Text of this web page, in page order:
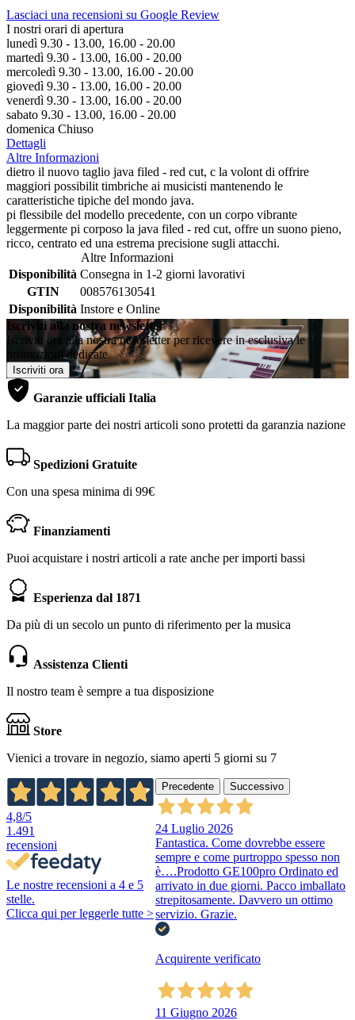
Lasciaci una recensioni su Google Review
I nostri orari di apertura
lunedì 9.30 - 13.00, 16.00 - 20.00
martedì 9.30 - 13.00, 16.00 - 20.00
mercoledì 9.30 - 13.00, 16.00 - 20.00
giovedì 9.30 - 13.00, 16.00 - 20.00
venerdì 9.30 - 13.00, 16.00 - 20.00
sabato 9.30 - 13.00, 16.00 - 20.00
domenica Chiuso
Dettagli
Altre Informazioni
dietro il nuovo taglio java filed - red cut, c la volont di offrire
maggiori possibilit timbriche ai musicisti mantenendo le
caratteristiche tipiche del mondo java.
pi flessibile del modello precedente, con un corpo vibrante
leggermente pi corposo la java filed - red cut, offre un suono pieno,
ricco, centrato ed una estrema precisione sugli attacchi.
Altre Informazioni
Disponibilità Consegna in 1-2 giorni lavorativi
GTIN
008576130541
Disponibilità Instore e Online
Iscriviti alla nostra newsletter
Iscriviti ora alla nostra newsletter per ricevere in esclusiva le
promozioni dedicate
Iscriviti ora
Garanzie ufficiali Italia
La maggior parte dei nostri articoli sono protetti da garanzia nazione
Spedizioni Gratuite
Con una spesa minima di 99€
Finanziamenti
Puoi acquistare i nostri articoli a rate anche per importi bassi
Esperienza dal 1871
Da più di un secolo un punto di riferimento per la musica
Assistenza Clienti
Il nostro team è sempre a tua disposizione
Store
Vienici a trovare in negozio, siamo aperti 5 giorni su 7
4,8/5
1.491
recensioni
Le nostre recensioni a 4 e 5
stelle.
Clicca qui per leggerle tutte >
Precedente Successivo
24 Luglio 2026
Fantastica. Come dovrebbe essere
sempre e come purtroppo spesso non
è….Prodotto GE100pro Ordinato ed
arrivato in due giorni. Pacco imballato
strepitosamente. Davvero un ottimo
servizio. Grazie.
Acquirente verificato
11 Giugno 2026